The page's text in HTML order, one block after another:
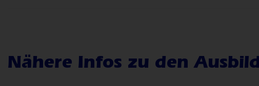
Nähere Infos zu den